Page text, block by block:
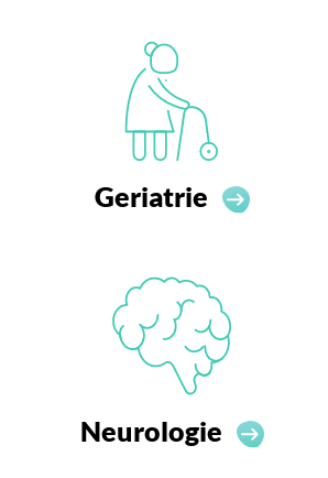
Geriatrie
Neurologie